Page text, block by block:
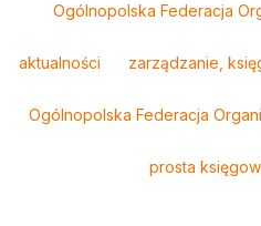
Ogólnopolska Federacja
aktualności zarządzanie,
Ogólnopolska Federacja
prosta